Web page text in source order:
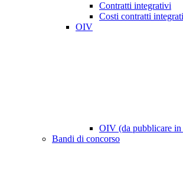
Contratti integrativi
Costi contratti
OIV
OIV (da pubblicare in
Bandi di concorso